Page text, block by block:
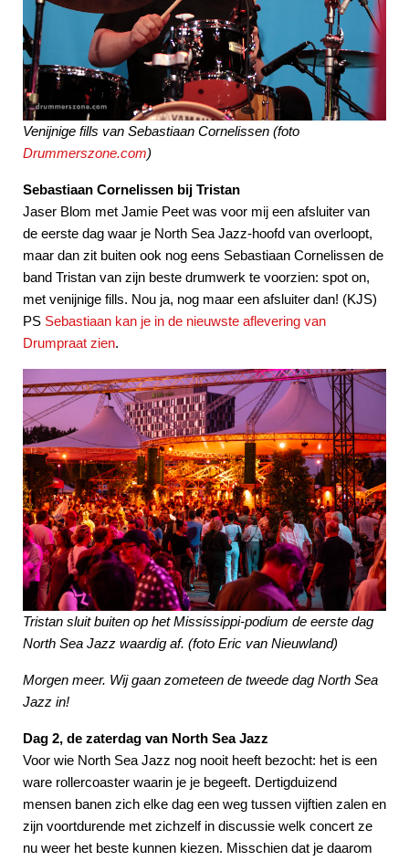
Venijnige fills van Sebastiaan Cornelissen (foto
Drummerszone.com)
Sebastiaan Cornelissen bij Tristan
Jaser Blom met Jamie Peet was voor mij een afsluiter van
de eerste dag waar je North Sea Jazz-hoofd van overloopt,
maar dan zit buiten ook nog eens Sebastiaan Cornelissen de
band Tristan van zijn beste drumwerk te voorzien: spot on,
met venijnige fills. Nou ja, nog maar een afsluiter dan! (KJS)
PS Sebastiaan kan je in de nieuwste aflevering van
Drumpraat zien.
Tristan sluit buiten op het Mississippi-podium de eerste dag
North Sea Jazz waardig af. (foto Eric van Nieuwland)
Morgen meer. Wij gaan zometeen de tweede dag North Sea
Jazz in!
Dag 2, de zaterdag van North Sea Jazz
Voor wie North Sea Jazz nog nooit heeft bezocht: het is een
ware rollercoaster waarin je je begeeft. Dertigduizend
mensen banen zich elke dag een weg tussen vijftien zalen en
zijn voortdurende met zichzelf in discussie welk concert ze
nu weer het beste kunnen kiezen. Misschien dat je daarom